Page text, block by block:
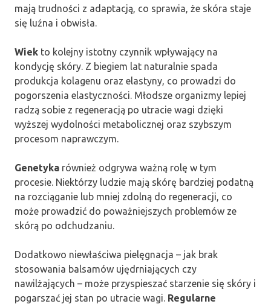
mają trudności z adaptacją, co sprawia, że skóra staje
się luźna i obwisła.
Wiek to kolejny istotny czynnik wpływający na
kondycję skóry. Z biegiem lat naturalnie spada
produkcja kolagenu oraz elastyny, co prowadzi do
pogorszenia elastyczności. Młodsze organizmy lepiej
radzą sobie z regeneracją po utracie wagi dzięki
wyższej wydolności metabolicznej oraz szybszym
procesom naprawczym.
Genetyka również odgrywa ważną rolę w tym
procesie. Niektórzy ludzie mają skórę bardziej podatną
na rozciąganie lub mniej zdolną do regeneracji, co
może prowadzić do poważniejszych problemów ze
skórą po odchudzaniu.
Dodatkowo niewłaściwa pielęgnacja – jak brak
stosowania balsamów ujędrniających czy
nawilżających – może przyspieszać starzenie się skóry i
pogarszać jej stan po utracie wagi. Regularne